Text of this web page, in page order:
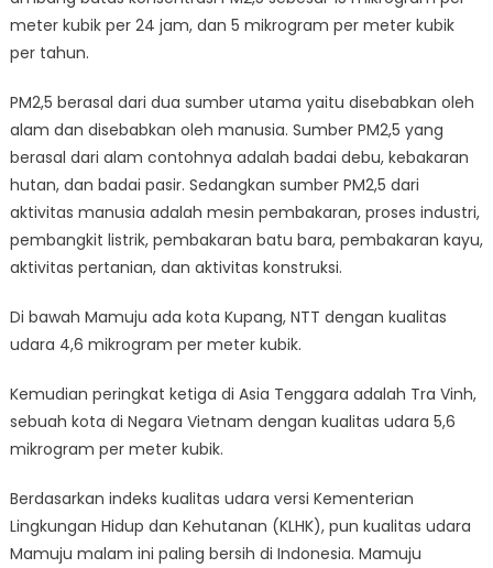
meter kubik per 24 jam, dan 5 mikrogram per meter kubik
per tahun.
PM2,5 berasal dari dua sumber utama yaitu disebabkan oleh
alam dan disebabkan oleh manusia. Sumber PM2,5 yang
berasal dari alam contohnya adalah badai debu, kebakaran
hutan, dan badai pasir. Sedangkan sumber PM2,5 dari
aktivitas manusia adalah mesin pembakaran, proses industri,
pembangkit listrik, pembakaran batu bara, pembakaran kayu,
aktivitas pertanian, dan aktivitas konstruksi.
Di bawah Mamuju ada kota Kupang, NTT dengan kualitas
udara 4,6 mikrogram per meter kubik.
Kemudian peringkat ketiga di Asia Tenggara adalah Tra Vinh,
sebuah kota di Negara Vietnam dengan kualitas udara 5,6
mikrogram per meter kubik.
Berdasarkan indeks kualitas udara versi Kementerian
Lingkungan Hidup dan Kehutanan (KLHK), pun kualitas udara
Mamuju malam ini paling bersih di Indonesia. Mamuju